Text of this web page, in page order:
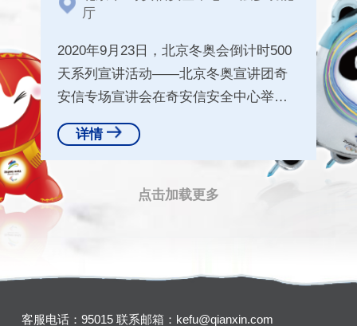
厅
2020年9月23日，北京冬奥会倒计时500
天系列宣讲活动——北京冬奥宣讲团奇
安信专场宣讲会在奇安信安全中心举
行。
详情
点击加载更多
客服电话：95015 联系邮箱：kefu@qianxin.com